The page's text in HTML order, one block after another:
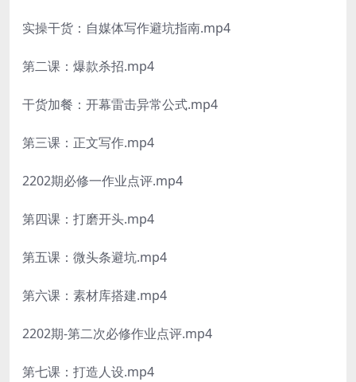
实操干货：自媒体写作避坑指南.mp4
第二课：爆款杀招.mp4
干货加餐：开幕雷击异常公式.mp4
第三课：正文写作.mp4
2202期必修一作业点评.mp4
第四课：打磨开头.mp4
第五课：微头条避坑.mp4
第六课：素材库搭建.mp4
2202期-第二次必修作业点评.mp4
第七课：打造人设.mp4